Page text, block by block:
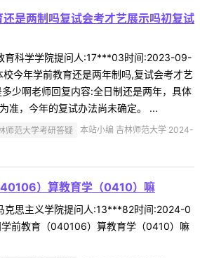
是两制吗复试会考才艺展示吗初复试
育科学学院提问人:17***03时间:2023-09-
今年学前教育还是两年制吗,复试会考才艺
少啊老师回复内容:全日制还是两年，具体
准，今年的复试办法尚未确定。 ...
师范大学考研答疑
本站小编 吉林师范大学 2024-
）算教育学（0410）嘛
克思主义学院提问人:13***82时间:2024-0
前教育（040106）算教育学（0410）嘛